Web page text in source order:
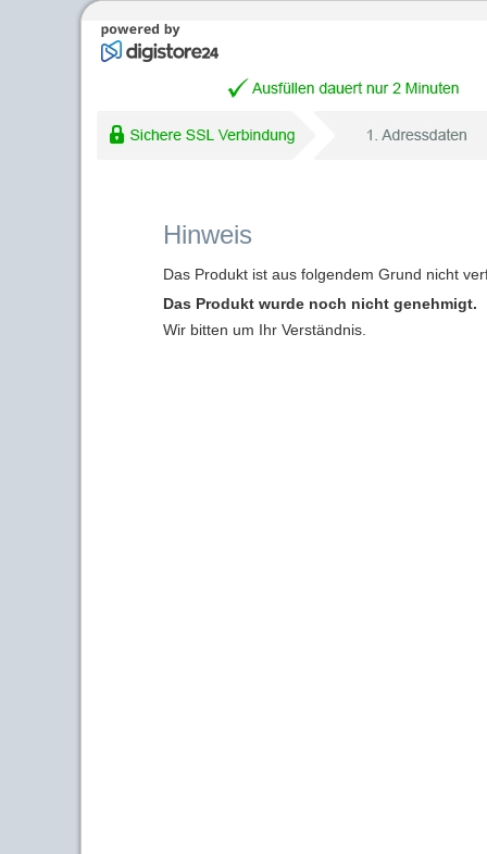
Hinweis
Das Produkt ist aus folgendem Grund nicht
Das Produkt wurde noch nicht genehmigt.
Wir bitten um Ihr Verständnis.